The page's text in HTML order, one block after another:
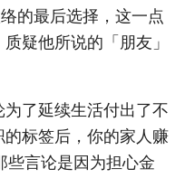
的最后选择，这一点
疑他所说的「朋友」
了延续生活付出了不
标签后，你的家人赚
些言论是因为担心金